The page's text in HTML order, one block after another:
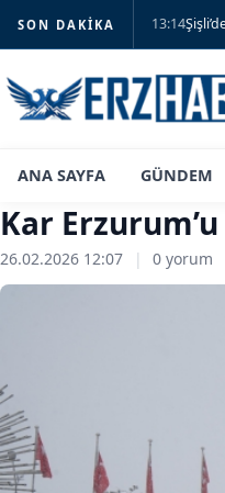
SON DAKIKA 13:14
ANA SAYFA GÜNDEM
Kar Erzurum’u
26.02.2026 12:07 | 0 yorum